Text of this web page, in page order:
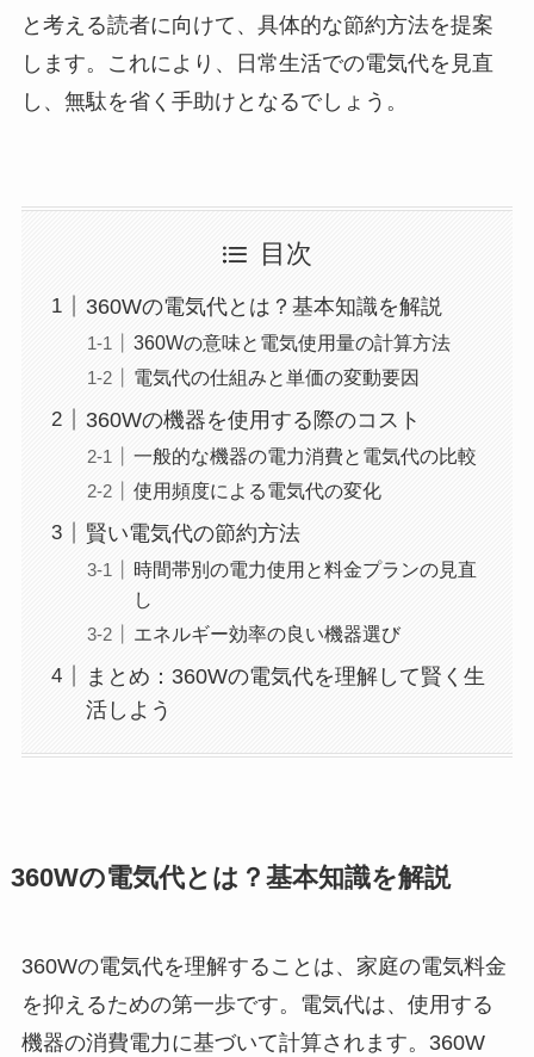
と考える読者に向けて、具体的な節約方法を提案
します。これにより、日常生活での電気代を見直
し、無駄を省く手助けとなるでしょう。
目次
360Wの電気代とは？基本知識を解説
360Wの意味と電気使用量の計算方法
電気代の仕組みと単価の変動要因
360Wの機器を使用する際のコスト
一般的な機器の電力消費と電気代の比較
使用頻度による電気代の変化
賢い電気代の節約方法
時間帯別の電力使用と料金プランの見直
し
エネルギー効率の良い機器選び
まとめ：360Wの電気代を理解して賢く生
活しよう
360Wの電気代とは？基本知識を解説
360Wの電気代を理解することは、家庭の電気料金
を抑えるための第一歩です。電気代は、使用する
機器の消費電力に基づいて計算されます。360W